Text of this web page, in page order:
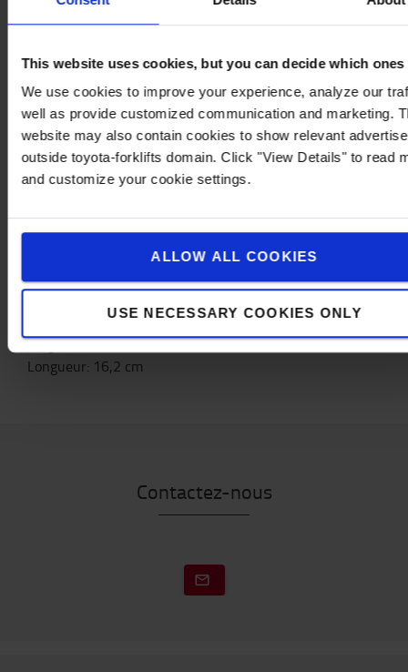
This website uses cookies, but you can decide which ones
We use cookies to improve your experience, analyze our
well as provide customized communication and marketing.
website may also contain cookies to show relevant
outside toyota-forklifts domain. Click "View Details" to read
and customize your cookie settings.
ALLOW ALL COOKIES
USE NECESSARY COOKIES ONLY
support de désinfectant pour les mains. Le support
soutenir une corbeille de recyclage ou un
distributeur de sécurité, sans endommager la
ventouse ou la surface choisie.
Se connecte à :
-Skipper support/récepteur de ventouse
-Distributeur de sécurité Skipper
cm
Largeur:16cm
Longueur: 16,2 cm
Contactez-nous